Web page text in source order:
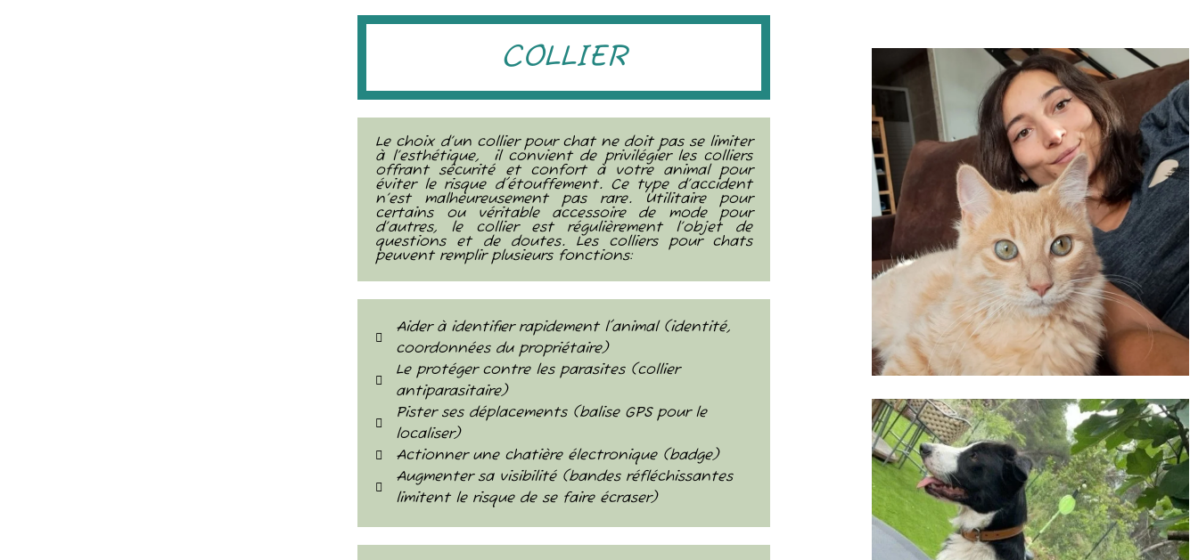
COLLIER
Le choix d’un collier pour chat ne doit pas se limiter
à l’esthétique, il convient de privilégier les colliers
offrant sécurité et confort à votre animal pour
éviter le risque d'étouffement. Ce type d’accident
n’est malheureusement pas rare. Utilitaire pour
certains ou véritable accessoire de mode pour
d’autres, le collier est régulièrement l’objet de
questions et de doutes. Les colliers pour chats
peuvent remplir plusieurs fonctions:
Aider à identifier rapidement l'animal (identité,
coordonnées du propriétaire)
Le protéger contre les parasites (collier
antiparasitaire)
Pister ses déplacements (balise GPS pour le
localiser)
Actionner une chatière électronique (badge)
Augmenter sa visibilité (bandes réfléchissantes
limitent le risque de se faire écraser)